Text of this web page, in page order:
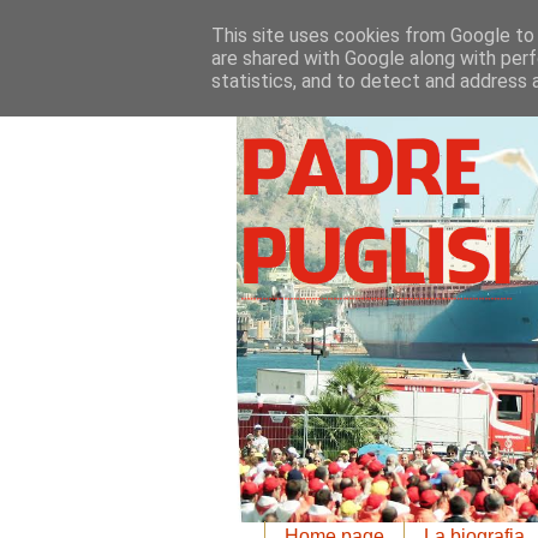
This site uses cookies from Google
are shared with Google along with
statistics, and to detect and address